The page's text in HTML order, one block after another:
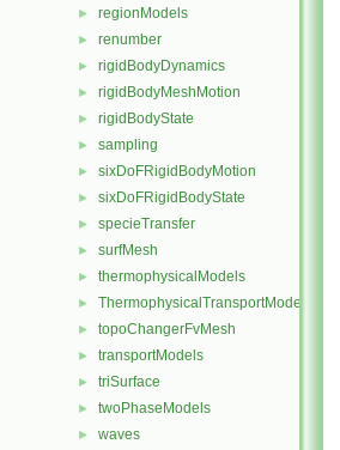
► regionModels
► renumber
► rigidBodyDynamics
► rigidBodyMeshMotion
► rigidBodyState
► sampling
► sixDoFRigidBodyMotion
► sixDoFRigidBodyState
► specieTransfer
► surfMesh
► thermophysicalModels
► ThermophysicalTransportModels
► topoChangerFvMesh
► transportModels
► triSurface
► twoPhaseModels
► waves